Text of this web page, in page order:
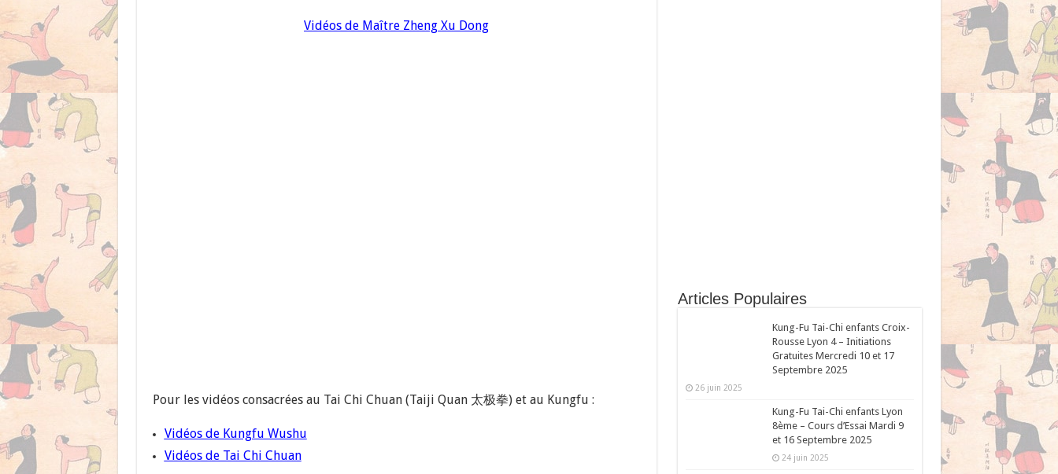
Vidéos de Maître Zheng Xu Dong
Pour les vidéos consacrées au Tai Chi Chuan (Taiji Quan 太极拳) et au Kungfu :
Vidéos de Kungfu Wushu
Vidéos de Tai Chi Chuan
Articles Populaires
Kung-Fu Tai-Chi enfants Croix-
Rousse Lyon 4 – Initiations
Gratuites Mercredi 10 et 17
Septembre 2025
26 juin 2025
Kung-Fu Tai-Chi enfants Lyon
8ème – Cours d’Essai Mardi 9
et 16 Septembre 2025
24 juin 2025